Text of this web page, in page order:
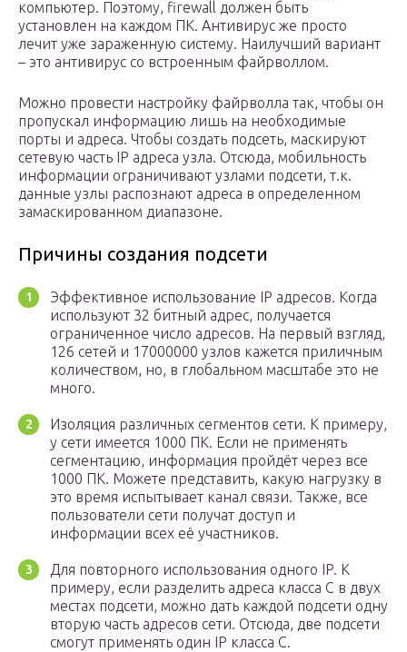
компьютер. Поэтому, firewall должен быть
установлен на каждом ПК. Антивирус же просто
лечит уже зараженную систему. Наилучший вариант
– это антивирус со встроенным файрволлом.
Можно провести настройку файрволла так, чтобы он
пропускал информацию лишь на необходимые
порты и адреса. Чтобы создать подсеть, маскируют
сетевую часть IP адреса узла. Отсюда, мобильность
информации ограничивают узлами подсети, т.к.
данные узлы распознают адреса в определенном
замаскированном диапазоне.
Причины создания подсети
Эффективное использование IP адресов. Когда
используют 32 битный адрес, получается
ограниченное число адресов. На первый взгляд,
126 сетей и 17000000 узлов кажется приличным
количеством, но, в глобальном масштабе это не
много.
Изоляция различных сегментов сети. К примеру,
у сети имеется 1000 ПК. Если не применять
сегментацию, информация пройдёт через все
1000 ПК. Можете представить, какую нагрузку в
это время испытывает канал связи. Также, все
пользователи сети получат доступ и
информации всех её участников.
Для повторного использования одного IP. К
примеру, если разделить адреса класса С в двух
местах подсети, можно дать каждой подсети одну
вторую часть адресов сети. Отсюда, две подсети
смогут применять один IP класса С.